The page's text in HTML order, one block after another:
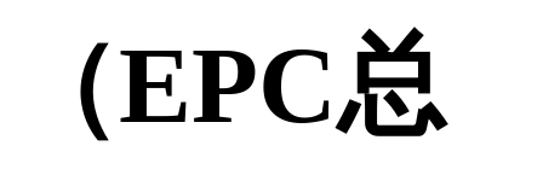
（EPC总